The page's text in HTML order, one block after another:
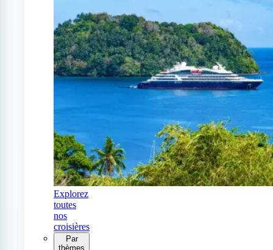
Explorez
toutes
nos
croisières
Par
thèmes